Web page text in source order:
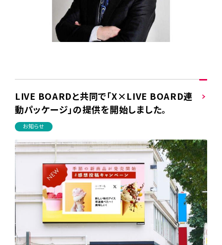
LIVE BOARDと共同で「X×LIVE BOARD連
動パッケージ」の提供を開始しました。
お知らせ